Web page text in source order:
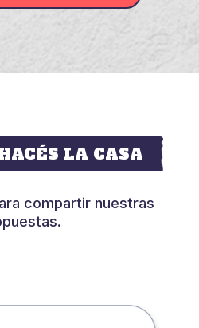
LA CASA
compartir nuestras